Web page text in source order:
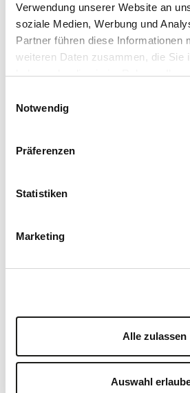
Verwendung unserer Website an
soziale Medien, Werbung und
Partner führen diese Informationen
weiteren Daten zusammen, die Sie
haben oder die sie im Rahmen
Notwendig
Präferenzen
Statistiken
Marketing
Alle zulassen
Auswahl